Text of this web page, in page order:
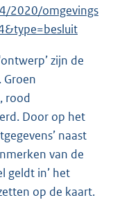
2020/omgevings
zijn de
Groen
rood
Door op het
naast
van de
geldt in’ het
op de kaart.